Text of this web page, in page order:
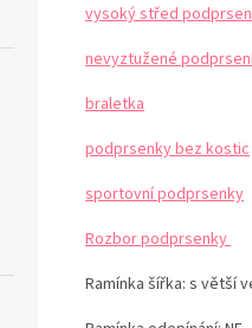
vysoký střed
nevyztužené
braletka
podprsenky bez kostic
sportovní podprsenky
Rozbor podprsenky
Ramínka šířka: s větší